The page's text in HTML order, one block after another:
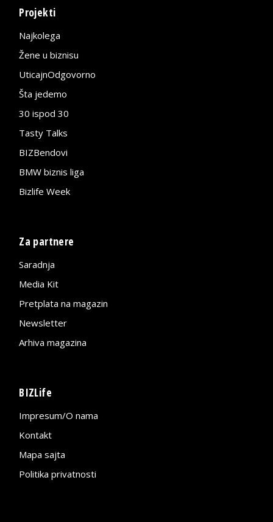
Projekti
Najkolega
Žene u biznisu
UticajnOdgovorno
Šta jedemo
30 ispod 30
Tasty Talks
BIZBendovi
BMW biznis liga
Bizlife Week
Za partnere
Saradnja
Media Kit
Pretplata na magazin
Newsletter
Arhiva magazina
BIZLife
Impresum/O nama
Kontakt
Mapa sajta
Politika privatnosti